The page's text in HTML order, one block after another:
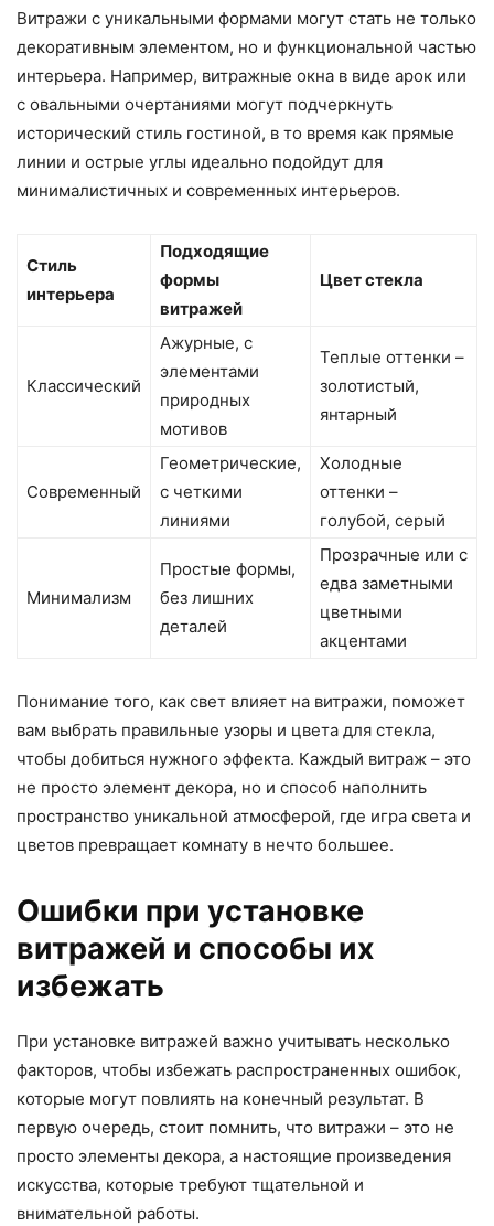
Витражи с уникальными формами могут стать не только
декоративным элементом, но и функциональной частью
интерьера. Например, витражные окна в виде арок или
с овальными очертаниями могут подчеркнуть
исторический стиль гостиной, в то время как прямые
линии и острые углы идеально подойдут для
минималистичных и современных интерьеров.
Стиль
интерьера
Подходящие
формы
витражей
Цвет стекла
Классический
Ажурные, с
элементами
природных
мотивов
Теплые оттенки –
золотистый,
янтарный
Современный
Геометрические,
с четкими
линиями
Холодные
оттенки –
голубой, серый
Минимализм
Простые формы,
без лишних
деталей
Прозрачные или с
едва заметными
цветными
акцентами
Понимание того, как свет влияет на витражи, поможет
вам выбрать правильные узоры и цвета для стекла,
чтобы добиться нужного эффекта. Каждый витраж – это
не просто элемент декора, но и способ наполнить
пространство уникальной атмосферой, где игра света и
цветов превращает комнату в нечто большее.
Ошибки при установке
витражей и способы их
избежать
При установке витражей важно учитывать несколько
факторов, чтобы избежать распространенных ошибок,
которые могут повлиять на конечный результат. В
первую очередь, стоит помнить, что витражи – это не
просто элементы декора, а настоящие произведения
искусства, которые требуют тщательной и
внимательной работы.